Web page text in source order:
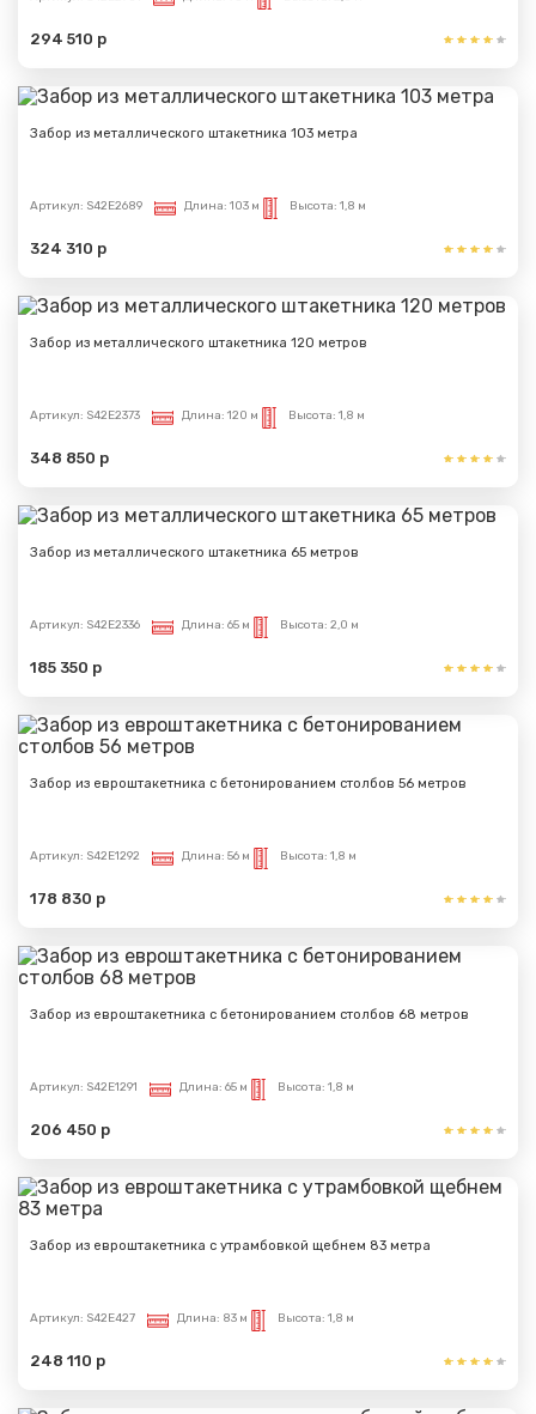
294 510 р
Забор из металлического штакетника 103 метра
Артикул: S42E2689 Длина: 103 м Высота: 1,8 м
324 310 р
Забор из металлического штакетника 120 метров
Артикул: S42E2373 Длина: 120 м Высота: 1,8 м
348 850 р
Забор из металлического штакетника 65 метров
Артикул: S42E2336 Длина: 65 м Высота: 2,0 м
185 350 р
Забор из евроштакетника с бетонированием столбов 56 метров
Артикул: S42E1292 Длина: 56 м Высота: 1,8 м
178 830 р
Забор из евроштакетника с бетонированием столбов 68 метров
Артикул: S42E1291 Длина: 65 м Высота: 1,8 м
206 450 р
Забор из евроштакетника с утрамбовкой щебнем 83 метра
Артикул: S42E427 Длина: 83 м Высота: 1,8 м
248 110 р